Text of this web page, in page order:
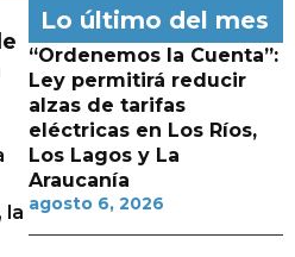
la
Lo último del mes
“Ordenemos la Cuenta”:
Ley permitirá reducir
alzas de tarifas
eléctricas en Los Ríos,
Los Lagos y La
Araucanía
agosto 6, 2026